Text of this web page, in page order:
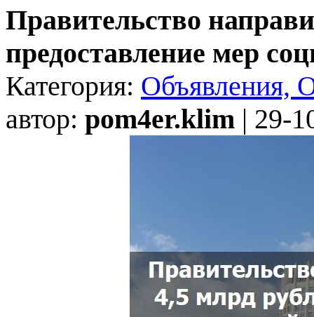
Правительство
предоставление мер
Категория: Объявления,
автор: pom4er.klim | 29-